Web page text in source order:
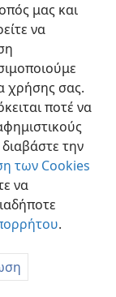
μας και
να
χρήσης σας.
ποτέ να
την
των Cookies
να
.
μαθήματα
Προτιμήσεις
of Pennsylvania
Απορρήτου